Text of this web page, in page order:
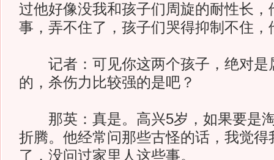
过他好像没我和孩子们周旋的耐性长，
事，弄不住了，孩子们哭得抑制不住，
记者：可见你这两个孩子，绝对是
的，杀伤力比较强的是吧？
那英：真是。高兴5岁，如果要是
折腾。他经常问那些古怪的话，我觉得
了，没问过家里人这些事。